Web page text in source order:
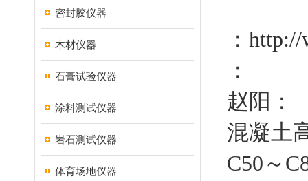
密封胶仪器
木材仪器
石膏试验仪器
涂料测试仪器
岩石测试仪器
体育场地仪器
： http://
：
赵阳：
混凝土
C50～